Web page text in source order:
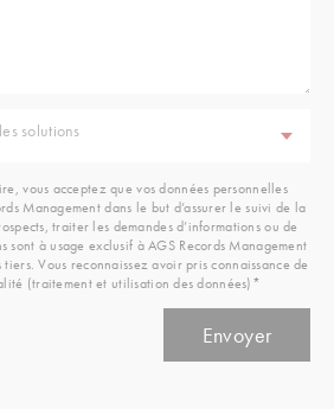
solutions
vous acceptez que vos données personnelles
Management dans le but d’assurer le suivi de la
traiter les demandes d’informations ou de
sont à usage exclusif à AGS Records Management
Vous reconnaissez avoir pris connaissance de
(traitement et utilisation des données)*